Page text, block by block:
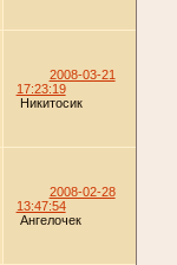
2008-03-21
17:23:19
Никитосик
2008-02-28
13:47:54
Ангелочек